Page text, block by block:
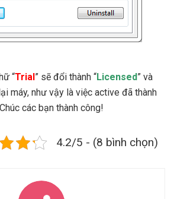
“Trial” sẽ đổi thành “Licensed” và
máy, như vậy là việc active đã thành
các bạn thành công!
4.2/5 - (8 bình chọn)